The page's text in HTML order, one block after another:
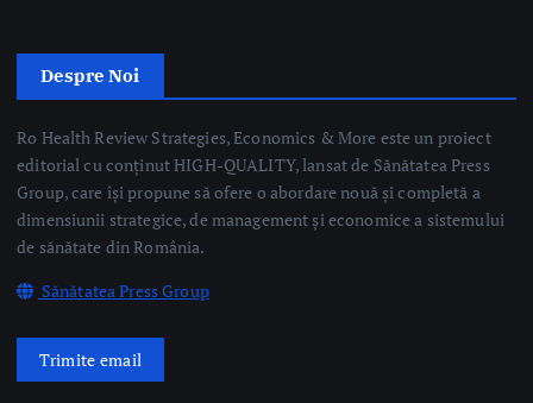
Sănătatea Press Group
Trimite email
Linkuri Utile
Editoriale
Evenimente Medicale